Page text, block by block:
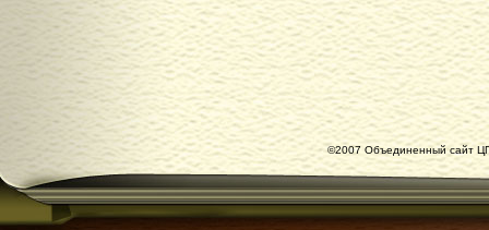
©2007 Объединенный сайт